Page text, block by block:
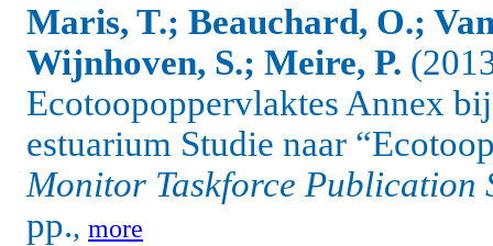
Maris, T.; Beauchard, O.;
Wijnhoven, S.; Meire, P.
Ecotoopoppervlaktes Annex
estuarium Studie naar
Monitor Taskforce Publication
pp., more